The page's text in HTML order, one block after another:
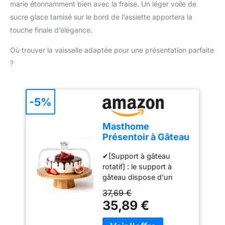
supportent la cuisson au
four et aident à répartir la
préparations sucrées ou
perles refroidir après
cuisson, lavez les à la
main, séchez les bien
puis rangez les dans la
boîte pour la prochaine
marie étonnamment bien avec la fraise. Un léger voile de
sucre glace tamisé sur le bord de l’assiette apportera la
touche finale d’élégance.
Où trouver la vaisselle adaptée pour une présentation parfaite
?
Masthome
Présentoir à Gâteau
Couvercle, 6in1
Cloche à Gâteaux
Multifonctionelle,
Support Gâteau en
Bois Rotatif pour
Pâtisserie/Desserts
✔[Support à gâteau
rotatif] : le support à
gâteau dispose d'un
vous permet d'ajuster
facilement la position du
gâteau. Vous pouvez voir
37,69 €
35,89 €
-5%